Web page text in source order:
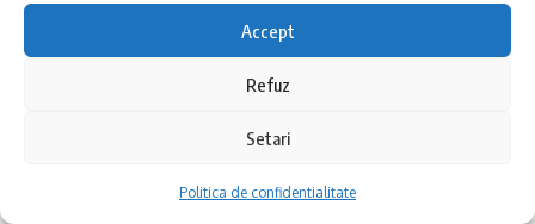
Accept
Refuz
Setari
Politica de confidentialitate
Zorba`s Weekend Fest 2026:
Constanța dansează grecește – trei
zile de muzică, energie și tradiție!